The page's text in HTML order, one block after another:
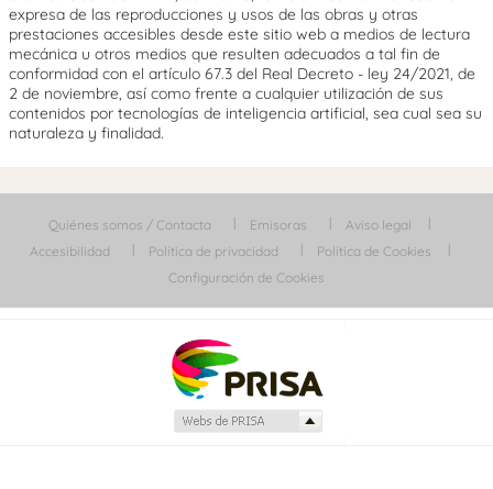
expresa de las reproducciones y usos de las obras y otras
prestaciones accesibles desde este sitio web a medios de lectura
mecánica u otros medios que resulten adecuados a tal fin de
conformidad con el artículo 67.3 del Real Decreto - ley 24/2021, de
2 de noviembre, así como frente a cualquier utilización de sus
contenidos por tecnologías de inteligencia artificial, sea cual sea su
naturaleza y finalidad.
Quiénes somos / Contacta Emisoras
Aviso legal
Accesibilidad
Política de privacidad
Política de Cookies
Configuración de Cookies